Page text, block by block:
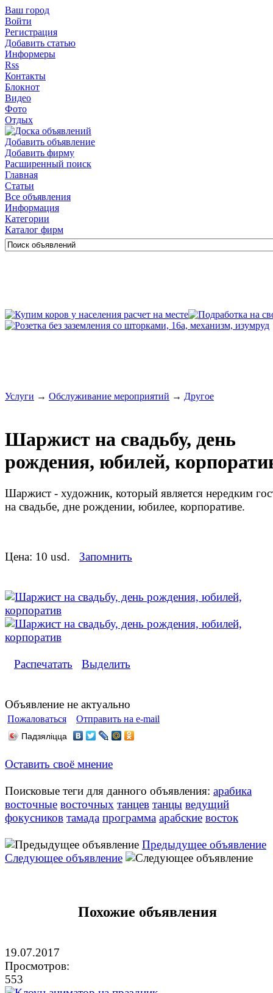
Ваш город
Войти
Регистрация
Добавить статью
Информеры
Rss
Контакты
Блокнот
Видео
Фото
Отдых
Добавить объявление
Добавить фирму
Расширенный поиск
Главная
Статьи
Все объявления
Информация
Категории
Каталог фирм
Услуги → Обслуживание мероприятий → Другое
Шаржист на свадьбу, день
рождения, юбилей,
Шаржист - художник, который является нередким
на свадьбе, дне рождении, юбилее, корпоративе.
Цена: 10 usd. Запомнить
Распечатать Выделить
Объявление не актуально
Пожаловаться Отправить на e-mail
Падзяліцца
Оставить своё мнение
Поисковые теги для данного объявления: арабика
восточные восточных танцев танцы ведущий
фокусников тамада программа арабские восток
Предыдущее объявление
Следующее объявление
Похожие объявления
19.07.2017
Просмотров:
553